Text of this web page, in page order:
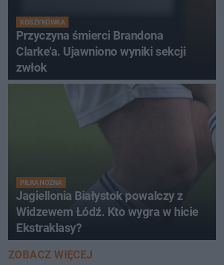
KOSZYKÓWKA
Przyczyna śmierci Brandona
Clarke'a. Ujawniono wyniki sekcji
zwłok
PIŁKA NOŻNA
Jagiellonia Białystok powalczy z
Widzewem Łódź. Kto wygra w hicie
Ekstraklasy?
ZOBACZ WIĘCEJ